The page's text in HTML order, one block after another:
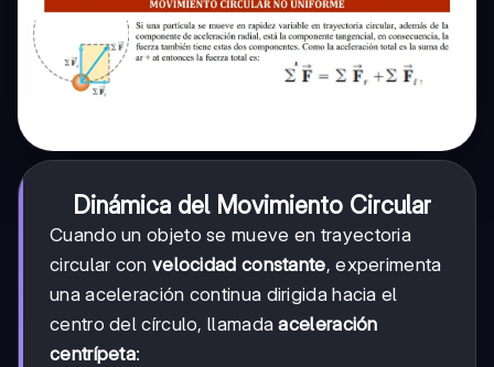
Dinámica del Movimiento Circular
Cuando un objeto se mueve en trayectoria
circular con velocidad constante, experimenta
una aceleración continua dirigida hacia el
centro del círculo, llamadaaceleración
centrípeta: